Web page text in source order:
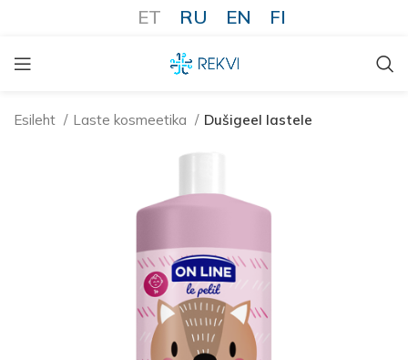
ET RU EN FI
Esileht Laste kosmeetika Dušigeel lastele